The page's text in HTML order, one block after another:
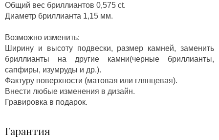
Общий вес бриллиантов 0,575 ct.
Диаметр бриллианта 1,15 мм.
Возможно изменить:
Ширину и высоту подвески, размер камней, заменить
бриллианты на другие камни(черные бриллианты,
сапфиры, изумруды и др.).
Фактуру поверхности (матовая или глянцевая).
Внести любые изменения в дизайн.
Гравировка в подарок.
Гарантия